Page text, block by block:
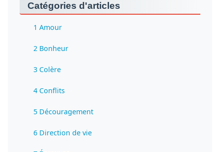
Catégories d'articles
1 Amour
2 Bonheur
3 Colère
4 Conflits
5 Découragement
6 Direction de vie